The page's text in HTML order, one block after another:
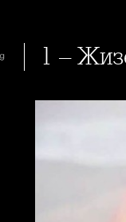
1 –